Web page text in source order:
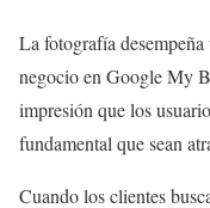
La fotografía
negocio en Google My
impresión que los
fundamental que sean
Cuando los clientes